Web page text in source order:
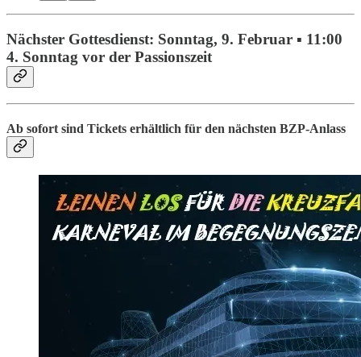
Nächster Gottesdienst: Sonntag, 9. Februar ▪ 11:00
4. Sonntag vor der Passionszeit
Ab sofort sind Tickets erhältlich für den nächsten BZP-Anlass